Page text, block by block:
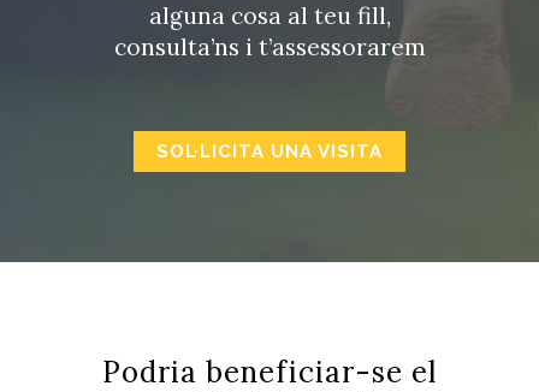
alguna cosa al teu fill,
consulta’ns i t’assessorarem
SOL·LICITA UNA VISITA
Podria beneficiar-se el